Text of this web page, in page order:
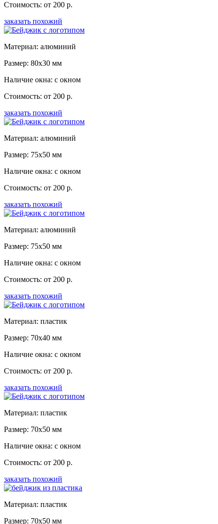
Стоимость: от 200 р.
заказать похожий
Материал: алюминий
Размер: 80x30 мм
Наличие окна: с окном
Стоимость: от 200 р.
заказать похожий
Материал: алюминий
Размер: 75x50 мм
Наличие окна: с окном
Стоимость: от 200 р.
заказать похожий
Материал: алюминий
Размер: 75x50 мм
Наличие окна: с окном
Стоимость: от 200 р.
заказать похожий
Материал: пластик
Размер: 70x40 мм
Наличие окна: с окном
Стоимость: от 200 р.
заказать похожий
Материал: пластик
Размер: 70x50 мм
Наличие окна: с окном
Стоимость: от 200 р.
заказать похожий
Материал: пластик
Размер: 70x50 мм